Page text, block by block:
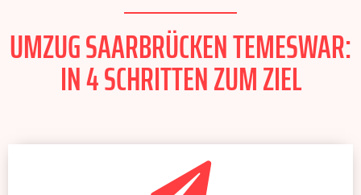
UMZUG SAARBRÜCKEN TEMESWAR:
IN 4 SCHRITTEN ZUM ZIEL